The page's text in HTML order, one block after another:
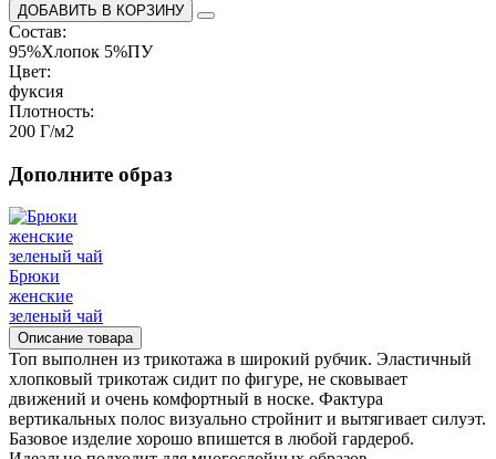
ДОБАВИТЬ В КОРЗИНУ
Состав:
95%Хлопок 5%ПУ
Цвет:
фуксия
Плотность:
200 Г/м2
Дополните образ
Брюки
женские
зеленый чай
Описание товара
Топ выполнен из трикотажа в широкий рубчик. Эластичный
хлопковый трикотаж сидит по фигуре, не сковывает
движений и очень комфортный в носке. Фактура
вертикальных полос визуально стройнит и вытягивает силуэт.
Базовое изделие хорошо впишется в любой гардероб.